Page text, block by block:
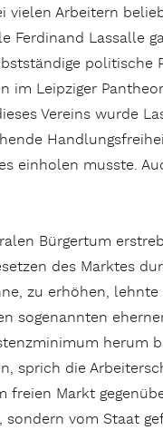
vielen Arbeitern
Ferdinand Lassalle
politische
im Leipziger
Vereins wurde
einholen musste.
Bürgertum
des Marktes
zu erhöhen,
sogenannten
herum
sprich die
freien Markt
vom Staat